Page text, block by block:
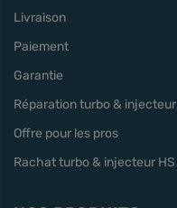
Livraison
Paiement
Garantie
Réparation turbo & injecteur
Offre pour les pros
Rachat turbo & injecteur HS